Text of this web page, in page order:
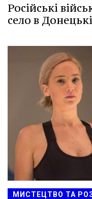
Російські
село в
МИСТЕЦТВО ТА